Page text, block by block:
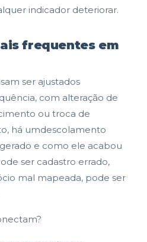
indicador deteriorar.
frequentes em
ser ajustados
com alteração de
ou troca de
há umdescolamento
e como ele acabou
ser cadastro errado,
mal mapeada, pode ser